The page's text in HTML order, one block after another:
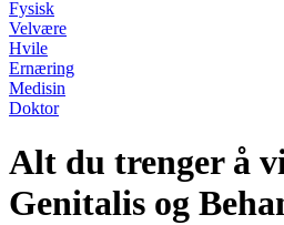
Fysisk
Velvære
Hvile
Ernæring
Medisin
Doktor
Alt du trenger å
Genitalis og